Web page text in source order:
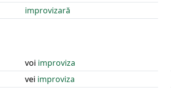
improvizară
voi improviza
vei improviza